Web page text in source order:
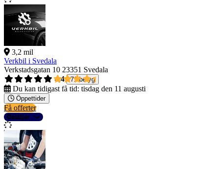
3,2 mil
Verkbil i Svedala
Verkstadsgatan 10 23351 Svedala
4,4
71 betyg
Du kan tidigast få tid: tisdag den 11 augusti
Öppettider
Få offerter
Detaljer